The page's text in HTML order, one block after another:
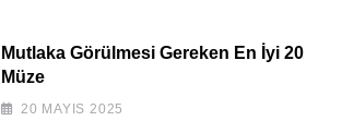
Mutlaka Görülmesi Gereken En İyi 20
Müze
20 MAYIS 2025